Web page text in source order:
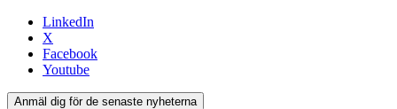
LinkedIn
X
Facebook
Youtube
Anmäl dig för de senaste nyheterna